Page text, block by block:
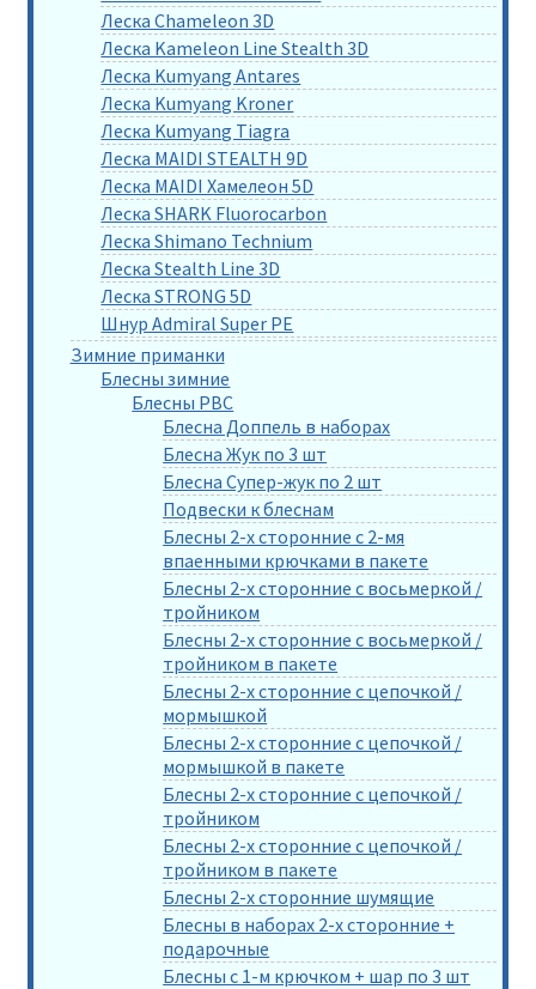
Леска Chameleon 3D
Леска Kameleon Line Stealth 3D
Леска Kumyang Antares
Леска Kumyang Kroner
Леска Kumyang Tiagra
Леска MAIDI STEALTH 9D
Леска MAIDI Хамелеон 5D
Леска SHARK Fluorocarbon
Леска Shimano Technium
Леска Stealth Line 3D
Леска STRONG 5D
Шнур Admiral Super PE
Зимние приманки
Блесны зимние
Блесны РВС
Блесна Доппель в наборах
Блесна Жук по 3 шт
Блесна Супер-жук по 2 шт
Подвески к блеснам
Блесны 2-х сторонние с 2-мя
впаенными крючками в пакете
Блесны 2-х сторонние с восьмеркой /
тройником
Блесны 2-х сторонние с восьмеркой /
тройником в пакете
Блесны 2-х сторонние с цепочкой /
мормышкой
Блесны 2-х сторонние с цепочкой /
мормышкой в пакете
Блесны 2-х сторонние с цепочкой /
тройником
Блесны 2-х сторонние с цепочкой /
тройником в пакете
Блесны 2-х сторонние шумящие
Блесны в наборах 2-х сторонние +
подарочные
Блесны с 1-м крючком + шар по 3 шт